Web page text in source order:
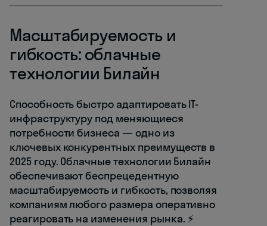
Масштабируемость и
гибкость: облачные
технологии Билайн
Способность быстро адаптировать IT-
инфраструктуру под меняющиеся
потребности бизнеса — одно из
ключевых конкурентных преимуществ в
2025 году. Облачные технологии Билайн
обеспечивают беспрецедентную
масштабируемость и гибкость, позволяя
компаниям любого размера оперативно
реагировать на изменения рынка. ⚡